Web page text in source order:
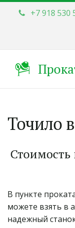
+7 918 530
Точило
Стоимость
В пункте
можете взять в
надежный